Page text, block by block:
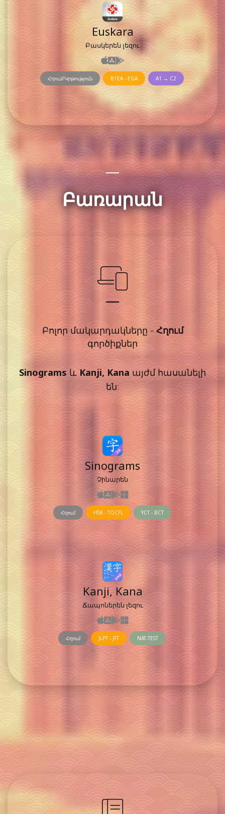
Euskara
Բասկերեն լեզու
Հղում/Կրթություն B1EA - EGA A1 → C2
Բառարան
Բոլոր մակարդակները - Հղում
գործիքներ
Sinograms և Kanji, Kana այժմ հասանելի
են:
Sinograms
Չինարեն
Հղում HSK - TOCFL YCT - BCT
Kanji, Kana
Ճապոներեն լեզու
Հղում JLPT - JFT NAT-TEST